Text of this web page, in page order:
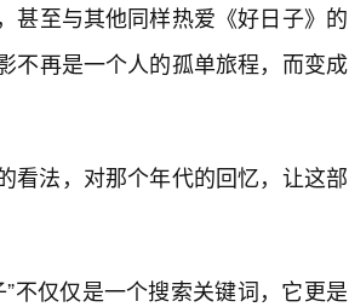
甚至与其他同样热爱《好日子》的
不再是一个人的孤单旅程，而变成
看法，对那个年代的回忆，让这部
不仅仅是一个搜索关键词，它更是